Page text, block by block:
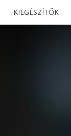
KIEGÉSZÍTŐK